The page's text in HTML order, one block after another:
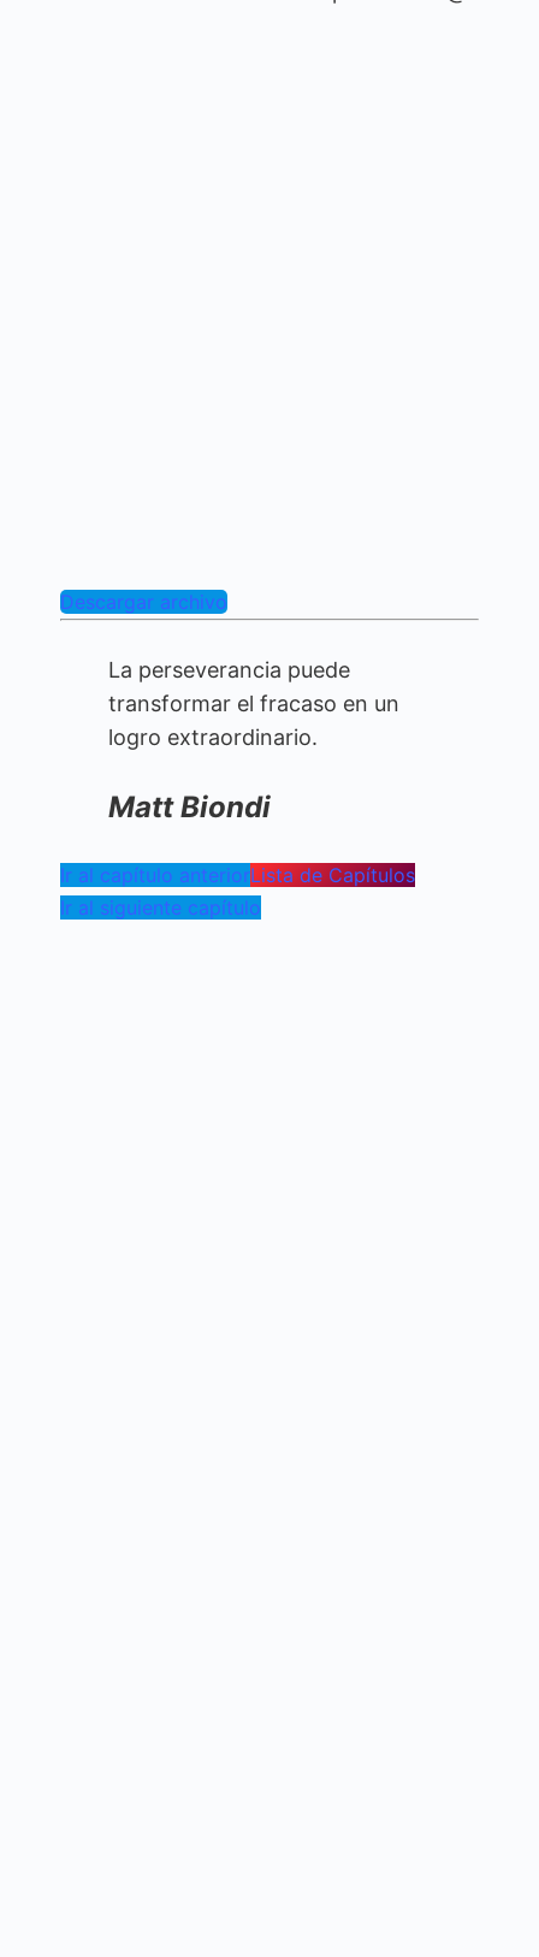
Descargar archivo
La perseverancia puede
transformar el fracaso en un
logro extraordinario.
Matt Biondi
Ir al capítulo anteriorLista de Capítulos
Ir al siguiente capítulo